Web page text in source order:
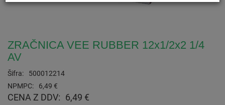
ZRAČNICA VEE RUBBER 12x1/2x2 1/4
AV
Šifra:
500012214
NPMPC:
6,49 €
CENA Z DDV: 6,49 €